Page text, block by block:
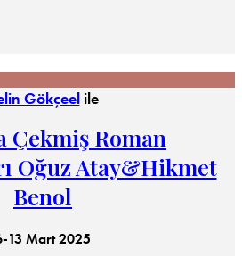
Gökçeelile
Çekmiş Roman
Oğuz Atay&Hikmet
Benol
13 Mart 2025